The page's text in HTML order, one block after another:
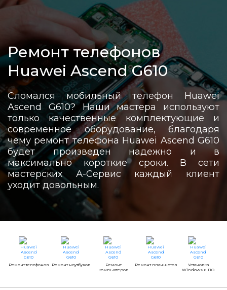
Ремонт телефонов
Huawei Ascend G610
Сломался мобильный телефон Huawei
Ascend G610? Наши мастера используют
только качественные комплектующие и
современное оборудование, благодаря
чему ремонт телефона Huawei Ascend G610
будет произведен надежно и в
максимально короткие сроки. В сети
мастерских А-Сервис каждый клиент
уходит довольным.
Ремонт телефонов Ремонт ноутбуков
Ремонт
компьютеров
Ремонт планшетов
Установка
Windows и ПО